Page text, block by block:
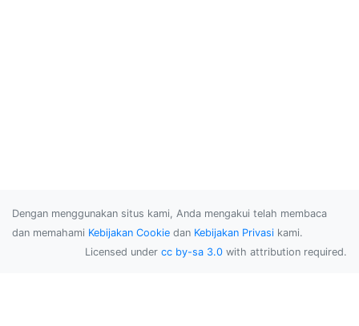
Dengan menggunakan situs kami, Anda mengakui telah membaca
dan memahami Kebijakan Cookie dan Kebijakan Privasi kami.
Licensed under cc by-sa 3.0 with attribution required.